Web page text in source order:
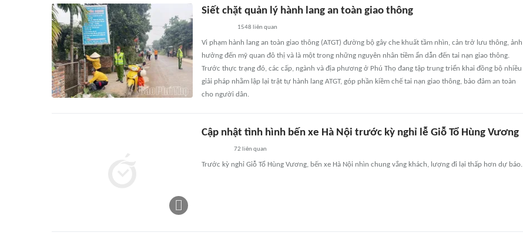
Siết chặt quản lý hành lang an toàn giao thông
1548 liên quan
Vi phạm hành lang an toàn giao thông (ATGT) đường bộ gây che khuất tầm nhìn, cản trở lưu thông, ảnh
hưởng đến mỹ quan đô thị và là một trong những nguyên nhân tiềm ẩn dẫn đến tai nạn giao thông.
Trước thực trạng đó, các cấp, ngành và địa phương ở Phú Thọ đang tập trung triển khai đồng bộ nhiều
giải pháp nhằm lập lại trật tự hành lang ATGT, góp phần kiềm chế tai nạn giao thông, bảo đảm an toàn
cho người dân.
Cập nhật tình hình bến xe Hà Nội trước kỳ nghỉ lễ Giỗ Tổ Hùng Vương
72 liên quan
Trước kỳ nghỉ Giỗ Tổ Hùng Vương, bến xe Hà Nội nhìn chung vắng khách, lượng đi lại thấp hơn dự báo.